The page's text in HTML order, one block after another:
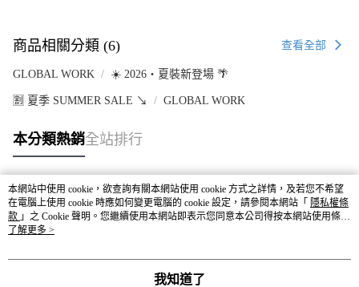
商品相關分類 (6) 查看全部
GLOBAL WORK ☀️ 2026・夏裝新登場 🌴
🈹 夏季 SUMMER SALE ↘️ GLOBAL WORK
本分類熱銷全站排行
熱門標籤
本網站中使用 cookie，欲查詢有關本網站使用 cookie 方式之詳情，及若您不希望
在電腦上使用 cookie 時應如何變更電腦的 cookie 設定，請參閱本網站「 隱私權條
款 」之 Cookie 聲明。您繼續使用本網站即表示您同意本公司得按本網站使用條款
之 Cookie 聲明使用 cookie。
了解更多 >
我知道了